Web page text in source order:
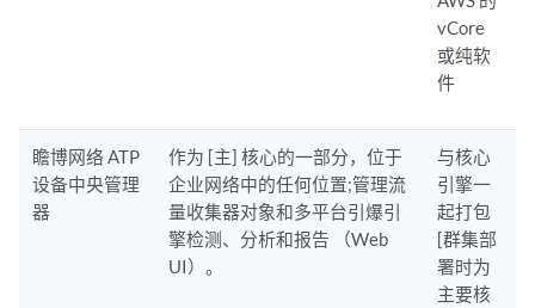
vCore
或纯软
件
瞻博网络 ATP
设备中央管理
器
作为 [主] 核心的一部分，位于
企业网络中的任何位置;管理流
量收集器对象和多平台引爆引
擎检测、分析和报告 （Web
UI）。
与核心
引擎一
起打包
[群集部
署时为
主要核